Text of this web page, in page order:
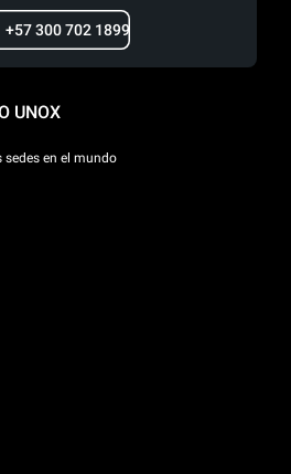
+57 300 702 1899
UNOX
sedes en el mundo